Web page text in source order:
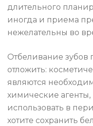
длительного
иногда и приема
нежелательны во
Отбеливание
отложить:
являются
химические
использовать в
хотите сохранить